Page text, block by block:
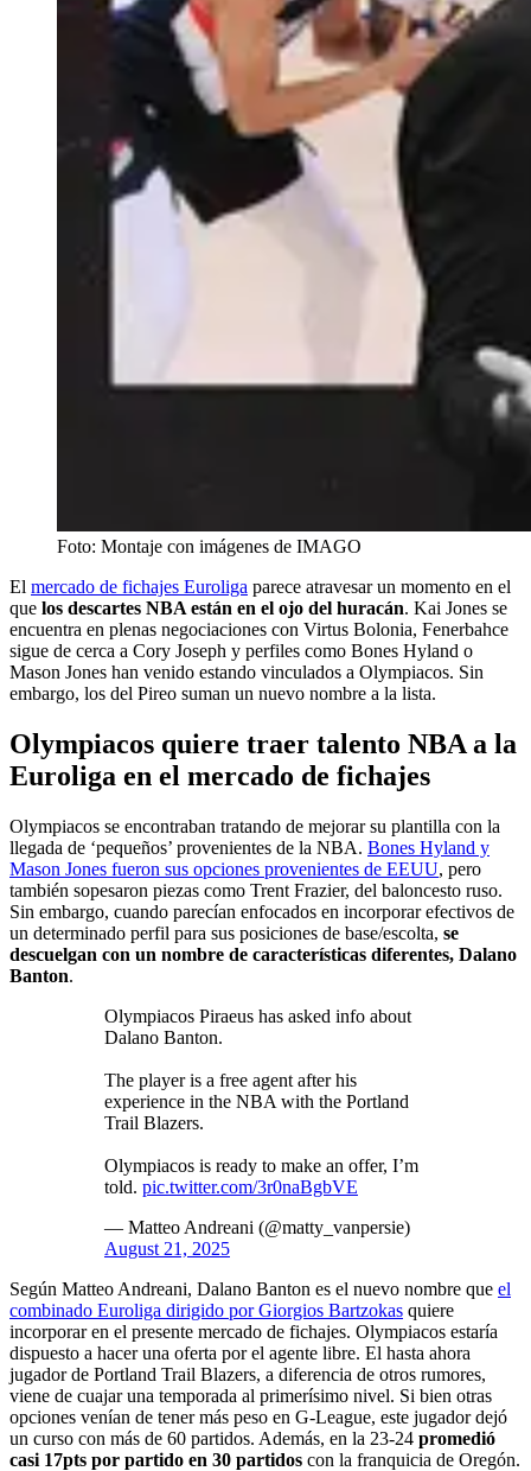
Foto: Montaje con imágenes de IMAGO
El mercado de fichajes Euroliga parece atravesar un momento en el
que los descartes NBA están en el ojo del huracán. Kai Jones se
encuentra en plenas negociaciones con Virtus Bolonia, Fenerbahce
sigue de cerca a Cory Joseph y perfiles como Bones Hyland o
Mason Jones han venido estando vinculados a Olympiacos. Sin
embargo, los del Pireo suman un nuevo nombre a la lista.
Olympiacos quiere traer talento NBA a la
Euroliga en el mercado de fichajes
Olympiacos se encontraban tratando de mejorar su plantilla con la
llegada de ‘pequeños’ provenientes de la NBA. Bones Hyland y
Mason Jones fueron sus opciones provenientes de EEUU, pero
también sopesaron piezas como Trent Frazier, del baloncesto ruso.
Sin embargo, cuando parecían enfocados en incorporar efectivos de
un determinado perfil para sus posiciones de base/escolta, se
descuelgan con un nombre de características diferentes, Dalano
Banton.
Olympiacos Piraeus has asked info about
Dalano Banton.
The player is a free agent after his
experience in the NBA with the Portland
Trail Blazers.
Olympiacos is ready to make an offer, I’m
told. pic.twitter.com/3r0naBgbVE
— Matteo Andreani (@matty_vanpersie)
August 21, 2025
Según Matteo Andreani, Dalano Banton es el nuevo nombre que el
combinado Euroliga dirigido por Giorgios Bartzokas quiere
incorporar en el presente mercado de fichajes. Olympiacos estaría
dispuesto a hacer una oferta por el agente libre. El hasta ahora
jugador de Portland Trail Blazers, a diferencia de otros rumores,
viene de cuajar una temporada al primerísimo nivel. Si bien otras
opciones venían de tener más peso en G-League, este jugador dejó
un curso con más de 60 partidos. Además, en la 23-24 promedió
casi 17pts por partido en 30 partidos con la franquicia de Oregón.